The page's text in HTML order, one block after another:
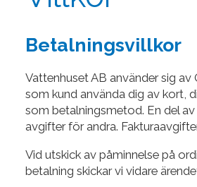
Betalningsvillkor
Vattenhuset AB använder sig
som kund använda dig av kort,
som betalningsmetod. En del
avgifter för andra.
Vid utskick av påminnelse på
betalning skickar vi vidare